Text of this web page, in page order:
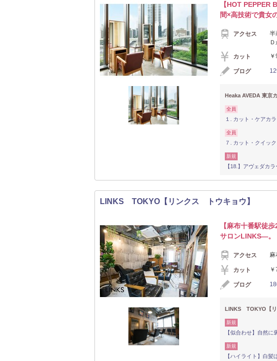
【HOT
間×高技術で貴女
アクセス
半
カット
ブログ
Heaka AVEDA 東京
全員
１. カット・ケアカ
全員
７. カット・クイッ
新規
【18.】アヴェダカ
LINKS TOKYO【リンクス トウキョウ】
【麻布十番駅徒
サロンLINKS―。
アクセス
カット
ブログ
LINKS TOKYO【
新規
【似合わせ】自然
新規
【ハイライト】白